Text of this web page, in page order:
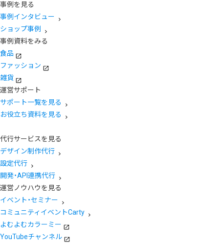
事例を見る
事例インタビュー
ショップ事例
事例資料をみる
食品
ファッション
雑貨
運営サポート
サポート一覧を見る
お役立ち資料を見る
代行サービスを見る
デザイン制作代行
設定代行
開発・API連携代行
運営ノウハウを見る
イベント・セミナー
コミュニティイベントCarty
よむよむカラーミー
YouTubeチャンネル